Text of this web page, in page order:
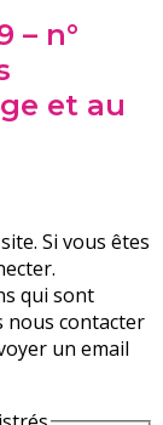
– n°
et au
Si vous êtes
qui sont
nous contacter
un email